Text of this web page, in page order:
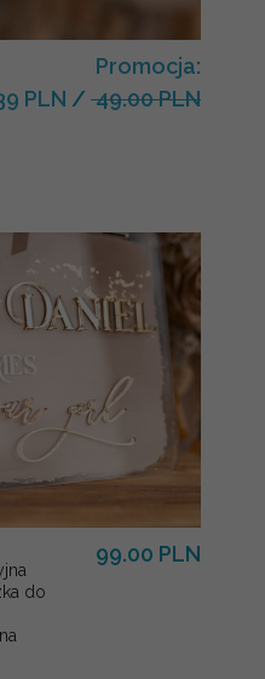
Promocja:
PLN / 49.00 PLN
do
99.00 PLN